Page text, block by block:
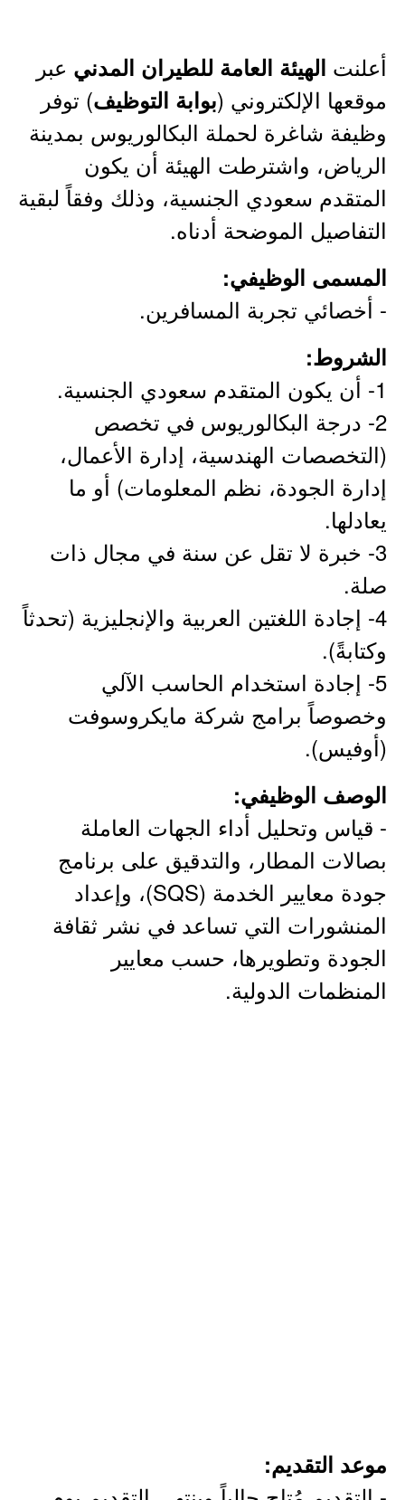
أعلنت الهيئة العامة للطيران المدني عبر
موقعها الإلكتروني (بوابة التوظيف) توفر
وظيفة شاغرة لحملة البكالوريوس بمدينة
الرياض، واشترطت الهيئة أن يكون
المتقدم سعودي الجنسية، وذلك وفقاً لبقية
التفاصيل الموضحة أدناه.
المسمى الوظيفي:
- أخصائي تجربة المسافرين.
الشروط:
1- أن يكون المتقدم سعودي الجنسية.
2- درجة البكالوريوس في تخصص
(التخصصات الهندسية، إدارة الأعمال،
إدارة الجودة، نظم المعلومات) أو ما
يعادلها.
3- خبرة لا تقل عن سنة في مجال ذات
صلة.
4- إجادة اللغتين العربية والإنجليزية (تحدثاً
وكتابةً).
5- إجادة استخدام الحاسب الآلي
وخصوصاً برامج شركة مايكروسوفت
(أوفيس).
الوصف الوظيفي:
- قياس وتحليل أداء الجهات العاملة
بصالات المطار، والتدقيق على برنامج
جودة معايير الخدمة (SQS)، وإعداد
المنشورات التي تساعد في نشر ثقافة
الجودة وتطويرها، حسب معايير
المنظمات الدولية.
موعد التقديم: